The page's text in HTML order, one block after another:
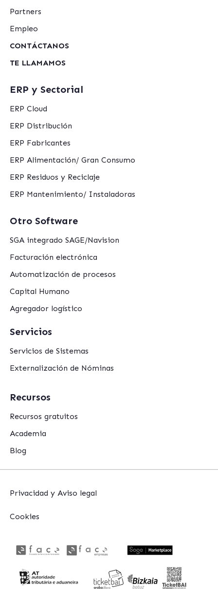
Partners
Empleo
CONTÁCTANOS
TE LLAMAMOS
ERP y Sectorial
ERP Cloud
ERP Distribución
ERP Fabricantes
ERP Alimentación/ Gran Consumo
ERP Residuos y Reciclaje
ERP Mantenimiento/ Instaladoras
Otro Software
SGA integrado SAGE/Navision
Facturación electrónica
Automatización de procesos
Capital Humano
Agregador logístico
Servicios
Servicios de Sistemas
Externalización de Nóminas
Recursos
Recursos gratuitos
Academia
Blog
Privacidad y Aviso legal
Cookies